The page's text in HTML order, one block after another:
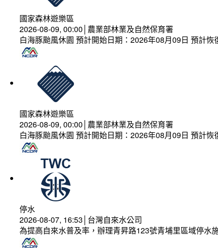
國家森林遊樂區
2026-08-09, 00:00│農業部林業及自然保育署
白海豚颱風休園 預計開始日期：2026年08月09日 預計
國家森林遊樂區
2026-08-09, 00:00│農業部林業及自然保育署
白海豚颱風休園 預計開始日期：2026年08月09日 預計
停水
2026-08-07, 16:53│台灣自來水公司
為提高自來水普及率，辦理青昇路123號青埔里區域停水